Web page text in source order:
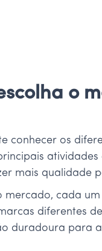
o
conhecer os
mais qualidade
cada
diferentes
duradoura